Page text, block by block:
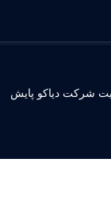
دیاکو پایش